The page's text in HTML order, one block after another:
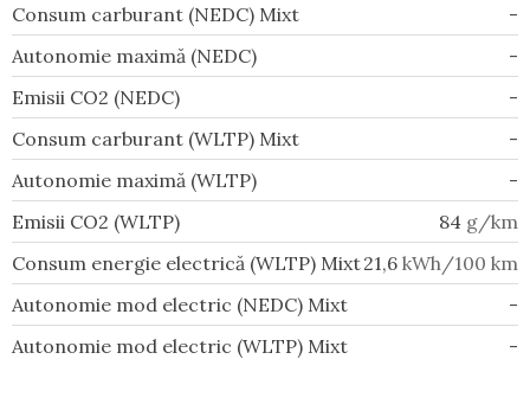
Consum carburant (NEDC) Mixt
-
Autonomie maximă (NEDC)
-
Emisii CO2 (NEDC)
-
Consum carburant (WLTP) Mixt
-
Autonomie maximă (WLTP)
-
Emisii CO2 (WLTP)
84 g/km
Consum energie electrică (WLTP) Mixt21,6 kWh/100 km
Autonomie mod electric (NEDC) Mixt
-
Autonomie mod electric (WLTP) Mixt
-